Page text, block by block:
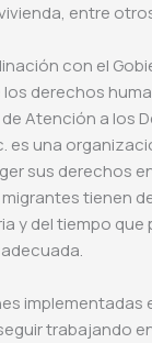
entre
con el
derechos
Atención a los
es una
sus derechos
tienen
y del tiempo
trabajando